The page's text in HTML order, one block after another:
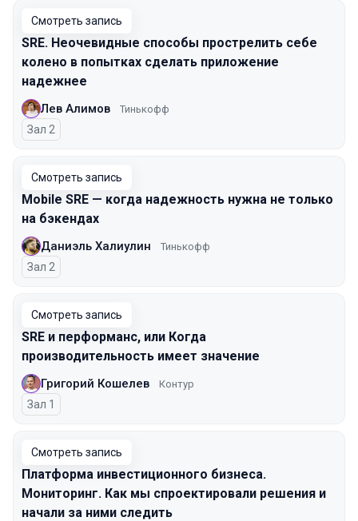
Смотреть запись
SRE. Неочевидные способы прострелить себе
колено в попытках сделать приложение
надежнее
Лев Алимов Тинькофф
Зал 2
Смотреть запись
Mobile SRE — когда надежность нужна не только
на бэкендах
Даниэль Халиулин Тинькофф
Зал 2
Смотреть запись
SRE и перформанс, или Когда
производительность имеет значение
Григорий Кошелев Контур
Зал 1
Смотреть запись
Платформа инвестиционного бизнеса.
Мониторинг. Как мы спроектировали решения и
начали за ними следить